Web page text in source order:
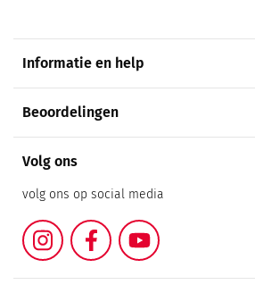
Informatie en help
Volg ons
volg ons op social media
InstagramFacebookYouTube
Beoordelingen